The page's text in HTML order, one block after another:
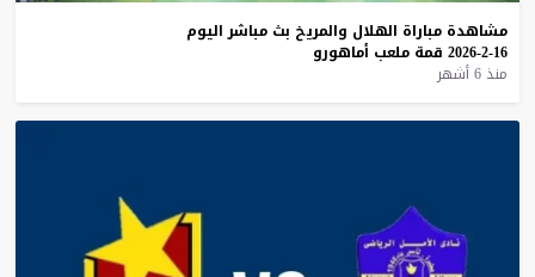
مشاهدة مباراة الهلال والمريخ بث مباشر اليوم
16-2-2026
قمة ملعب أماهورو
منذ 6 أشهر